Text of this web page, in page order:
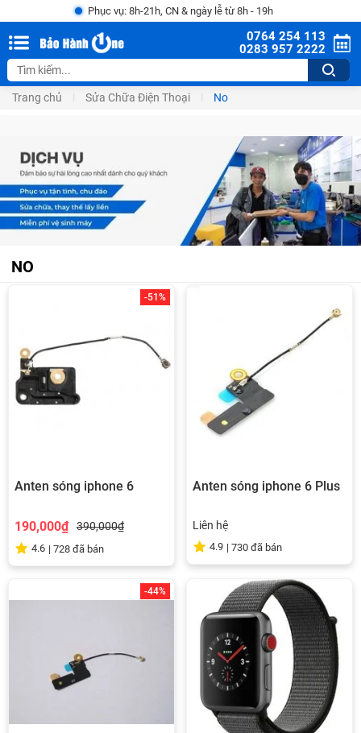
Phục vụ: 8h-21h, CN & ngày lễ từ 8h - 19h
0764 254 113
0283 957 2222
Trang chủ Sửa Chữa Điện Thoại No
NO
-51%
Anten sóng iphone 6
190,000₫ 390,000₫
4.6 | 728 đã bán
Anten sóng iphone 6 Plus
Liên hệ
4.9 | 730 đã bán
-44%